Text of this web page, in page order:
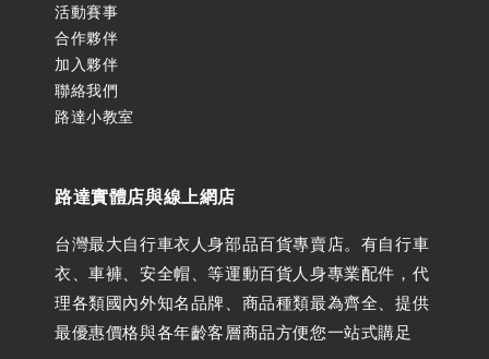
活動賽事
合作夥伴
加入夥伴
聯絡我們
路達小教室
路達實體店與線上網店
台灣最大自行車衣人身部品百貨專賣店。有自行車
衣、車褲、安全帽、等運動百貨人身專業配件，代
理各類國內外知名品牌、商品種類最為齊全、提供
最優惠價格與各年齡客層商品方便您一站式購足